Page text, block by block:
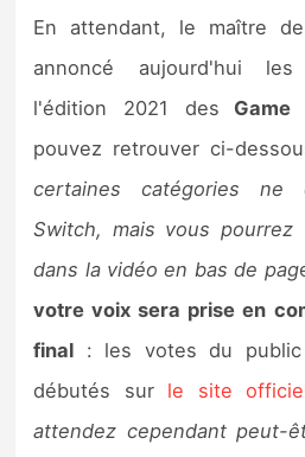
Bons plans
Guides
En attendant, le maître
annoncé aujourd'hui
l'édition 2021 des Game
pouvez retrouver ci-
certaines catégories ne
Switch, mais vous
dans la vidéo en bas de pag
votre voix sera prise en
final : les votes du
débutés sur le site
attendez cependant peut-